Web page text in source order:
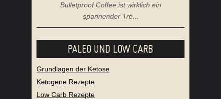
Bulletproof Coffee ist wirklich ein
spannender Tre...
PALEO UND LOW CARB
Grundlagen der Ketose
Ketogene Rezepte
Low Carb Rezepte